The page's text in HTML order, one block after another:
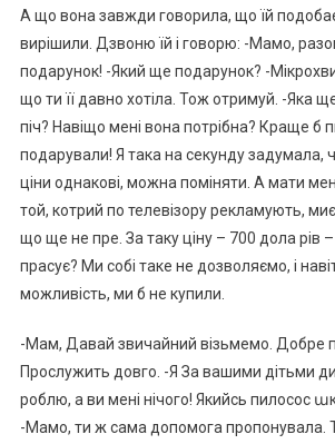
А що вона завжди говорила, що їй
вирішили. Дзвоню їй і говорю: -Мамо,
подарунок! -Який ще подарунок? -
що ти її давно хотіла. Тож отримуй. -Яка
піч? Навіщо мені вона потрібна? Краще б
подарували! Я така на секунду задумала,
ціни однакові, можна поміняти. А мати
той, котрий по телевізору рекламують,
що ще не пре. За таку ціну – 700 дола рів
прасує? Ми собі таке не дозволяємо, і
можливість, ми б не купили.
-Мам, Давай звичайний візьмемо. Добре
Прослужить довго. -Я За вашими дітьми
роблю, а ви мені нічого! Якийсь пилосос
-Мамо, ти ж сама допомога пропонувала.